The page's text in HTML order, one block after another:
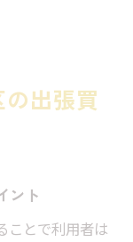
出張買
ント
ことで利用者は